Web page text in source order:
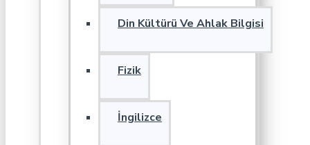
Din Kültürü Ve Ahlak Bilgisi
Fizik
İngilizce